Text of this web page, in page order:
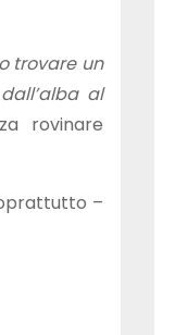
trovare un
al
rovinare
–